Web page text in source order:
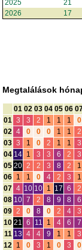
2025
21
2026
17
Megtalálások
01 02 03 04 05 06
01 3 3 2 1 1 1 0
02 4 0 0 0 1 1 2
03 3 1 0 2 1 1 3
04 14 1 3 3 6 2 3
05 20 2 2 3 8 2 1
06 1 1 0 4 2 3 1
07 4 10 10 1 17 6 2
08 10 7 2 8 9 8 6
09 2 0 8 0 2 4 3
10 21 6 11 1 4 6 7
11 13 4 4 9 1 1 3
12 1 0 3 1 0 3 0